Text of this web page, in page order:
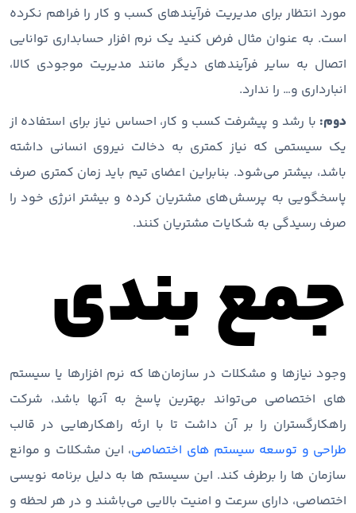
مورد انتظار برای مدیریت فرآیندهای کسب و کار را فراهم نکرده
است. به عنوان مثال فرض کنید یک نرم افزار حسابداری توانایی
اتصال به سایر فرآیندهای دیگر مانند مدیریت موجودی کالا،
انبارداری و… را ندارد.
دوم: با رشد و پیشرفت کسب و کار، احساس نیاز برای استفاده از
یک سیستمی که نیاز کمتری به دخالت نیروی انسانی داشته
باشد، بیشتر می‌شود. بنابراین اعضای تیم باید زمان کمتری صرف
پاسخگویی به پرسش‌های مشتریان کرده و بیشتر انرژی خود را
صرف رسیدگی به شکایات مشتریان کنند.
جمع بندی
وجود نیازها و مشکلات در سازمان‌ها که نرم افزارها یا سیستم
های اختصاصی می‌تواند بهترین پاسخ به آنها باشد، شرکت
راهکارگستران را بر آن داشت تا با ارئه راهکارهایی در قالب
طراحی و توسعه سیستم های اختصاصی، این مشکلات و موانع
سازمان ها را برطرف کند. این سیستم ها به دلیل برنامه نویسی
اختصاصی، دارای سرعت و امنیت بالایی می‌باشند و در هر لحظه و